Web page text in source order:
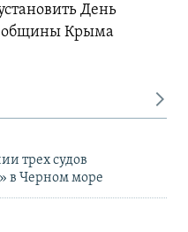
День
общины Крыма
трех судов
в Черном море